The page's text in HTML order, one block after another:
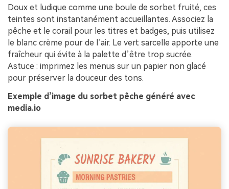
Doux et ludique comme une boule de sorbet fruité, ces
teintes sont instantanément accueillantes. Associez la
pêche et le corail pour les titres et badges, puis utilisez
le blanc crème pour de l’air. Le vert sarcelle apporte une
fraîcheur qui évite à la palette d’être trop sucrée.
Astuce : imprimez les menus sur un papier non glacé
pour préserver la douceur des tons.
Exemple d’image du sorbet pêche généré avec
media.io